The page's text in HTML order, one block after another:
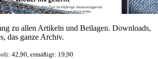
zu allen Artikeln und Beilagen. Downloads,
das ganze Archiv.
42,90, ermäßigt: 19,90